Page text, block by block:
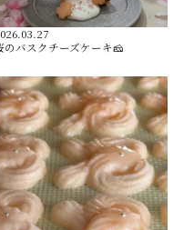
のバスクチーズケーキ🧀